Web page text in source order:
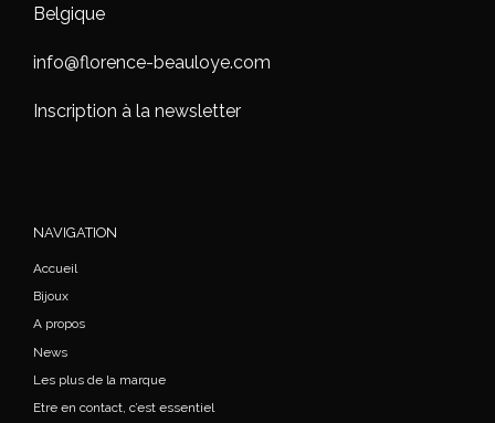
Belgique
info@florence-beauloye.com
Inscription à la newsletter
NAVIGATION
Accueil
Bijoux
A propos
News
Les plus de la marque
Etre en contact, c’est essentiel